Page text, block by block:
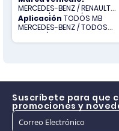
MERCEDES-BENZ / RENAULT
TRUCKS / SCANIA / TODOS
OTROS / VOLVO
Aplicación TODOS MB
MERCEDES-BENZ / TODOS
OTROS / TODOS R RENAULT
TRUCKS / TODOS S SCANIA /
Suscríbete para que
promociones y